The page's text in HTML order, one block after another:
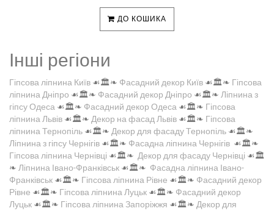
ДО КОШИКА
Інші регіони
Гіпсова ліпнина Київ ☙🏛️❧ Фасадний декор Київ ☙🏛️❧ Гіпсова
ліпнина Дніпро ☙🏛️❧ Фасадний декор Дніпро ☙🏛️❧ Ліпнина з
гіпсу Одеса ☙🏛️❧ Фасадний декор Одеса ☙🏛️❧ Гіпсова
ліпнина Львів ☙🏛️❧ Декор на фасад Львів ☙🏛️❧ Гіпсова
ліпнина Тернопіль ☙🏛️❧ Декор для фасаду Тернопіль ☙🏛️❧
Ліпнина з гіпсу Чернігів ☙🏛️❧ Фасадна ліпнина Чернігів ☙🏛️❧
Гіпсова ліпнина Чернівці ☙🏛️❧ Декор для фасаду Чернівці ☙🏛️
❧ Ліпнина Івано-Франківськ ☙🏛️❧ Фасадна ліпнина Івано-
Франківськ ☙🏛️❧ Гіпсова ліпнина Рівне ☙🏛️❧ Фасадний декор
Рівне ☙🏛️❧ Гіпсова ліпнина Луцьк ☙🏛️❧ Фасадний декор
Луцьк ☙🏛️❧ Гіпсова ліпнина Запоріжжя ☙🏛️❧ Декор для